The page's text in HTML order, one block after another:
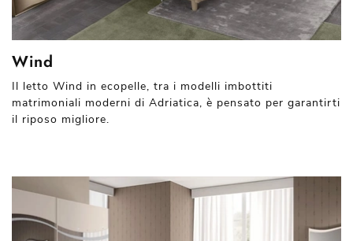
Wind
Il letto Wind in ecopelle, tra i modelli imbottiti
matrimoniali moderni di Adriatica, è pensato per garantirti
il riposo migliore.